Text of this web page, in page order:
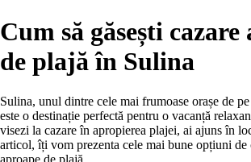
Cum să găsești cazare
de plajă în Sulina
Sulina, unul dintre cele mai frumoase orașe de
este o destinație perfectă pentru o vacanță
visezi la cazare în apropierea plajei, ai ajuns în
articol, îți vom prezenta cele mai bune opțiuni de
aproape de plajă.